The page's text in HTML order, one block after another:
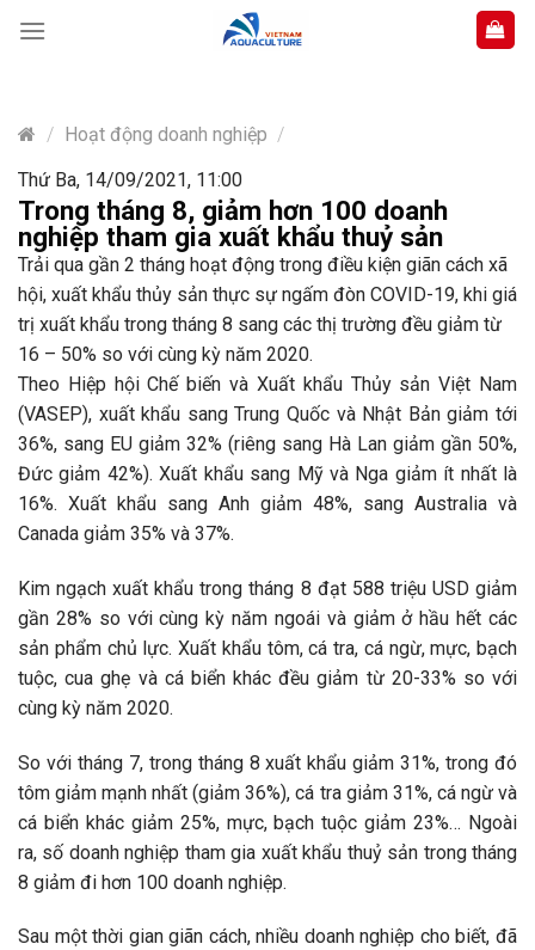
content
/ Hoạt động doanh nghiệp /
Thứ Ba, 14/09/2021, 11:00
Trong tháng 8, giảm hơn 100 doanh
nghiệp tham gia xuất khẩu thuỷ sản
Trải qua gần 2 tháng hoạt động trong điều kiện giãn cách xã
hội, xuất khẩu thủy sản thực sự ngấm đòn COVID-19, khi giá
trị xuất khẩu trong tháng 8 sang các thị trường đều giảm từ
16 – 50% so với cùng kỳ năm 2020.
Theo Hiệp hội Chế biến và Xuất khẩu Thủy sản Việt Nam
(VASEP), xuất khẩu sang Trung Quốc và Nhật Bản giảm tới
36%, sang EU giảm 32% (riêng sang Hà Lan giảm gần 50%,
Đức giảm 42%). Xuất khẩu sang Mỹ và Nga giảm ít nhất là
16%. Xuất khẩu sang Anh giảm 48%, sang Australia và
Canada giảm 35% và 37%.
Kim ngạch xuất khẩu trong tháng 8 đạt 588 triệu USD giảm
gần 28% so với cùng kỳ năm ngoái và giảm ở hầu hết các
sản phẩm chủ lực. Xuất khẩu tôm, cá tra, cá ngừ, mực, bạch
tuộc, cua ghẹ và cá biển khác đều giảm từ 20-33% so với
cùng kỳ năm 2020.
So với tháng 7, trong tháng 8 xuất khẩu giảm 31%, trong đó
tôm giảm mạnh nhất (giảm 36%), cá tra giảm 31%, cá ngừ và
cá biển khác giảm 25%, mực, bạch tuộc giảm 23%… Ngoài
ra, số doanh nghiệp tham gia xuất khẩu thuỷ sản trong tháng
8 giảm đi hơn 100 doanh nghiệp.
Sau một thời gian giãn cách, nhiều doanh nghiệp cho biết, đã